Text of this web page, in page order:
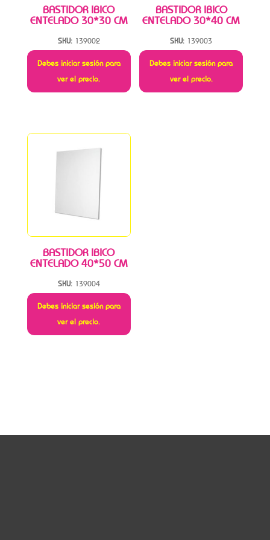
BASTIDOR IBICO
ENTELADO 30*30 CM
SKU: 139002
Debes iniciar sesión para
ver el precio.
BASTIDOR IBICO
ENTELADO 30*40 CM
SKU: 139003
Debes iniciar sesión para
ver el precio.
BASTIDOR IBICO
ENTELADO 40*50 CM
SKU: 139004
Debes iniciar sesión para
ver el precio.